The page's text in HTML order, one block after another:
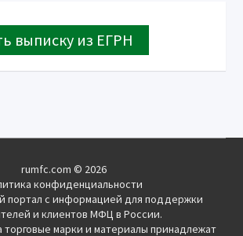
выписку из ЕГРН
rumfc.com © 2026
конфиденциальности
портал с информацией для поддержки
и клиентов МФЦ в России.
торговые марки и материалы принадлежат